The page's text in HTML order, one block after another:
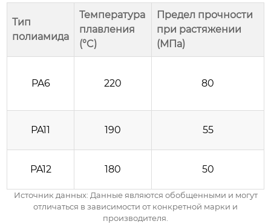
Тип
полиамида
Температура
плавления
(°C)
Предел прочности
при растяжении
(МПа)
PA6 220 80
PA11 190 55
PA12 180 50
Источник данных: Данные являются обобщенными и могут
отличаться в зависимости от конкретной марки и
производителя.